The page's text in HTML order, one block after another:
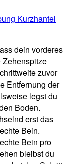
dein vorderes
Zehenspitze
zuvor
Entfernung der
legst du
Boden.
erst das
Bein.
Bein pro
bleibst du